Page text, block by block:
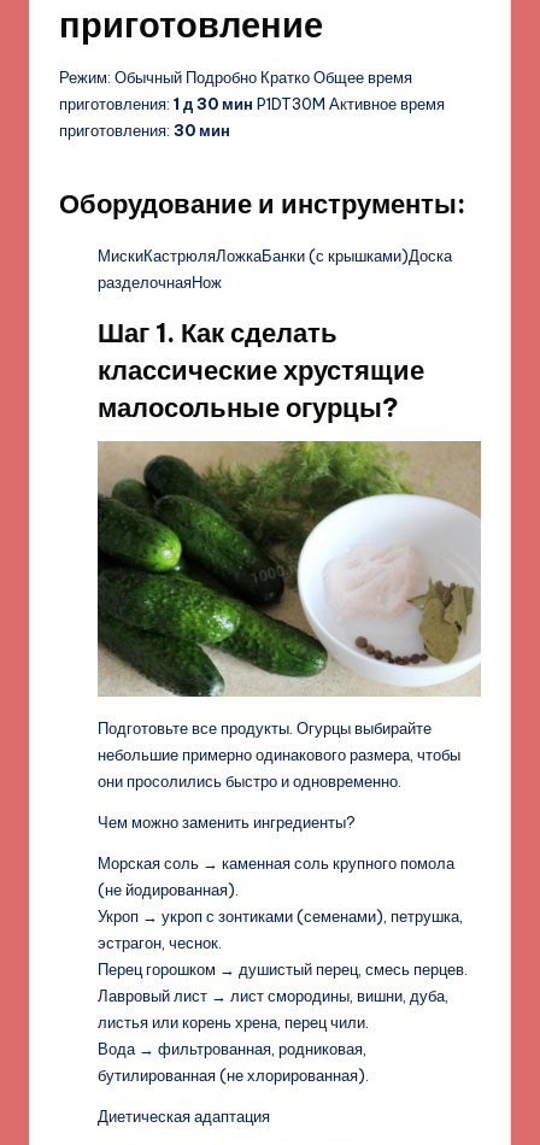
приготовление
Режим: Обычный Подробно Кратко Общее время
приготовления: 1 д 30 мин P1DT30M Активное время
приготовления: 30 мин
Оборудование и инструменты:
МискиКастрюляЛожкаБанки (с крышками)Доска
разделочнаяНож
Шаг 1. Как сделать
классические хрустящие
малосольные огурцы?
Подготовьте все продукты. Огурцы выбирайте
небольшие примерно одинакового размера, чтобы
они просолились быстро и одновременно.
Чем можно заменить ингредиенты?
Морская соль → каменная соль крупного помола
(не йодированная).
Укроп → укроп с зонтиками (семенами), петрушка,
эстрагон, чеснок.
Перец горошком → душистый перец, смесь перцев.
Лавровый лист → лист смородины, вишни, дуба,
листья или корень хрена, перец чили.
Вода → фильтрованная, родниковая,
бутилированная (не хлорированная).
Диетическая адаптация